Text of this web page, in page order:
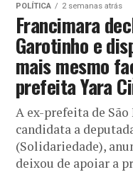
POLÍTICA 2 semanas atrás
Francimara
Garotinho e
mais mesmo
prefeita Yara
A ex-prefeita de
candidata a
(Solidariedade),
deixou de apoiar a